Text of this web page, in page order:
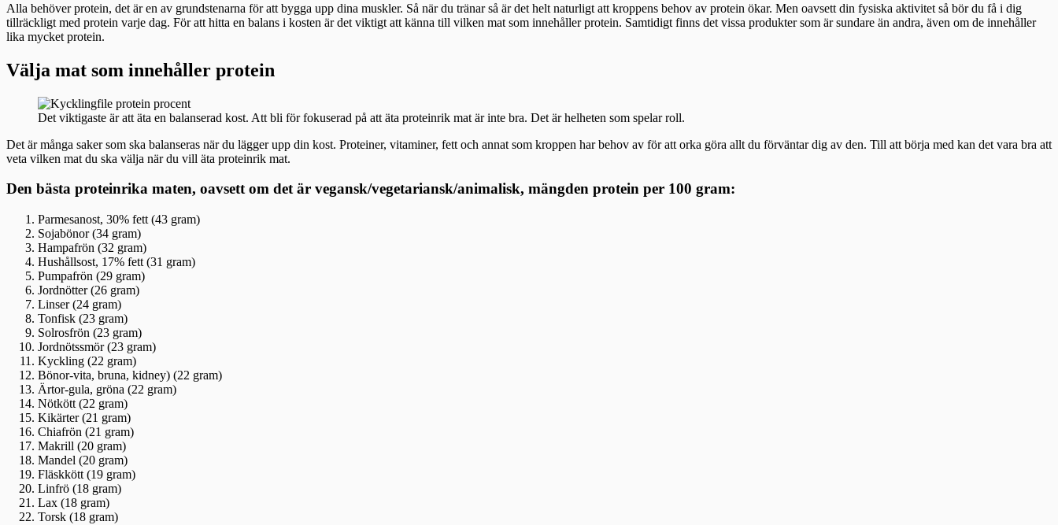
Alla behöver protein, det är en av grundstenarna för att bygga upp dina muskler. Så när du tränar så är det helt naturligt att kroppens behov av protein ökar. Men oavsett din fysiska aktivitet så bör du få i dig
tillräckligt med protein varje dag. För att hitta en balans i kosten är det viktigt att känna till vilken mat som innehåller protein. Samtidigt finns det vissa produkter som är sundare än andra, även om de innehåller
lika mycket protein.
Välja mat som innehåller protein
Det viktigaste är att äta en balanserad kost. Att bli för fokuserad på att äta proteinrik mat är inte bra. Det är helheten som spelar roll.
Det är många saker som ska balanseras när du lägger upp din kost. Proteiner, vitaminer, fett och annat som kroppen har behov av för att orka göra allt du förväntar dig av den. Till att börja med kan det vara bra att
veta vilken mat du ska välja när du vill äta proteinrik mat.
Den bästa proteinrika maten, oavsett om det är vegansk/vegetariansk/animalisk, mängden protein per 100 gram:
Parmesanost, 30% fett (43 gram)
Sojabönor (34 gram)
Hampafrön (32 gram)
Hushållsost, 17% fett (31 gram)
Pumpafrön (29 gram)
Jordnötter (26 gram)
Linser (24 gram)
Tonfisk (23 gram)
Solrosfrön (23 gram)
Jordnötssmör (23 gram)
Kyckling (22 gram)
Bönor-vita, bruna, kidney) (22 gram)
Ärtor-gula, gröna (22 gram)
Nötkött (22 gram)
Kikärter (21 gram)
Chiafrön (21 gram)
Makrill (20 gram)
Mandel (20 gram)
Fläskkött (19 gram)
Linfrö (18 gram)
Lax (18 gram)
Torsk (18 gram)